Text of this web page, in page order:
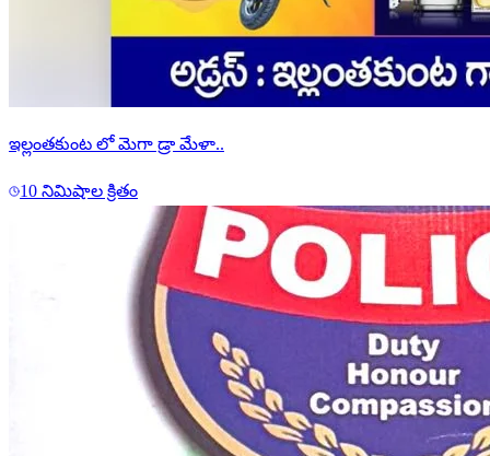
ఇల్లంతకుంట లో మెగా డ్రా మేళా..
10 నిమిషాల క్రితం